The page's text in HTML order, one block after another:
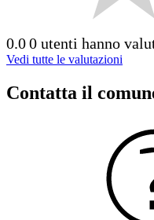
0.00 utenti hanno
Vedi tutte le valutazioni
Contatta il